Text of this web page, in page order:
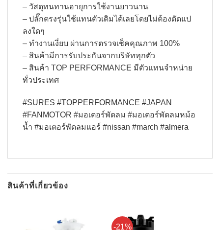
– วัสดุทนทานอายุการใช้งานยาวนาน
– ปลั๊กตรงรุ่นใช้แทนตัวเดิมได้เลยโดยไม่ต้องดัดแป
ลงใดๆ
– ทำงานเงี่ยบ ผ่านการตรวจเช็คคุณภาพ 100%
– สินค้ามีการรับประกันจากบริษัททุกตัว
– สินค้า TOP PERFORMANCE มีตัวแทนจำหน่าย
ทั่วประเทศ
#SURES #TOPPERFORMANCE #JAPAN
#FANMOTOR #มอเตอร์พัดลม #มอเตอร์พัดลมหม้อ
น้ำ #มอเตอร์พัดลมแอร์ #nissan #march #almera
สินค้าที่เกี่ยวข้อง
-21%